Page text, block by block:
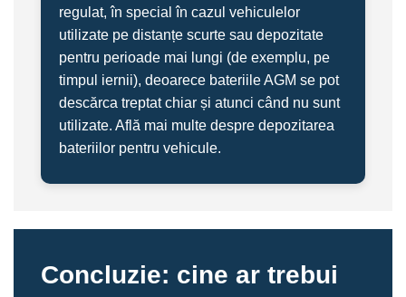
regulat, în special în cazul vehiculelor
utilizate pe distanțe scurte sau depozitate
pentru perioade mai lungi (de exemplu, pe
timpul iernii), deoarece bateriile AGM se pot
descărca treptat chiar și atunci când nu sunt
utilizate. Află mai multe despre depozitarea
bateriilor pentru vehicule.
Concluzie: cine ar trebui